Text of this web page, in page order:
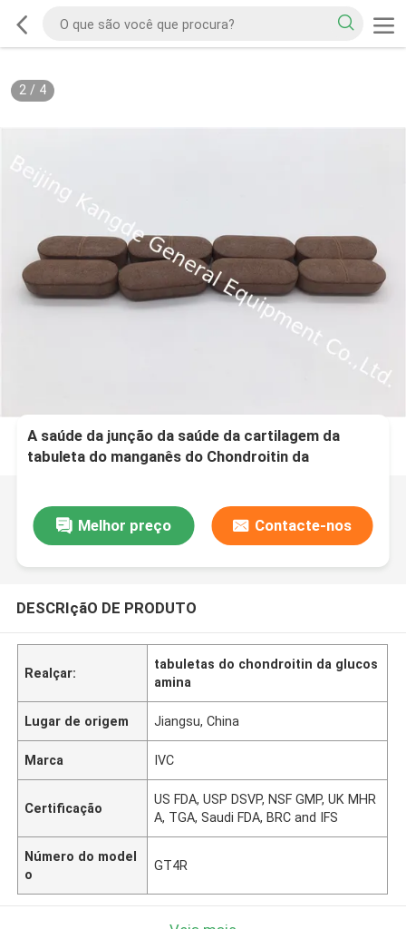
2/ 4
A saúde da junção da saúde da cartilagem da
tabuleta do manganês do Chondroitin da
Melhor preço Contacte-nos
DESCRIçãO DE PRODUTO
Realçar:
tabuletas do chondroitin da glucos
amina
Lugar de origem Jiangsu, China
Marca IVC
Certificação
US FDA, USP DSVP, NSF GMP, UK MHR
A, TGA, Saudi FDA, BRC and IFS
Número do model
o
GT4R